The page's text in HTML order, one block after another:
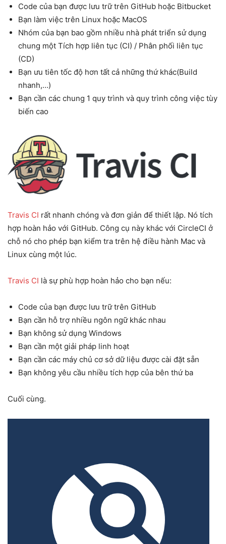
Code của bạn được lưu trữ trên GitHub hoặc Bitbucket
Bạn làm việc trên Linux hoặc MacOS
Nhóm của bạn bao gồm nhiều nhà phát triển sử dụng
chung một Tích hợp liên tục (CI) / Phân phối liên tục
(CD)
Bạn ưu tiên tốc độ hơn tất cả những thứ khác(Build
nhanh,…)
Bạn cần các chung 1 quy trình và quy trình công việc tùy
biến cao
Travis CI rất nhanh chóng và đơn giản để thiết lập. Nó tích
hợp hoàn hảo với GitHub. Công cụ này khác với CircleCI ở
chỗ nó cho phép bạn kiểm tra trên hệ điều hành Mac và
Linux cùng một lúc.
Travis CI là sự phù hợp hoàn hảo cho bạn nếu:
Code của bạn được lưu trữ trên GitHub
Bạn cần hỗ trợ nhiều ngôn ngữ khác nhau
Bạn không sử dụng Windows
Bạn cần một giải pháp linh hoạt
Bạn cần các máy chủ cơ sở dữ liệu được cài đặt sẵn
Bạn không yêu cầu nhiều tích hợp của bên thứ ba
Cuối cùng.